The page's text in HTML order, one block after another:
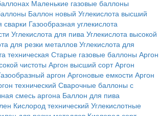
Маленькие газовые баллоны
Баллон новый Углекислота высший
сварки Газообразная углекислота
Углекислота для пива Углекислота высокой
для резки металлов Углекислота для
техническая Старые газовые баллоны Аргон
чистоты Аргон высший сорт Аргон
аргон Аргоновые емкости Аргон
технический Сварочные баллоны с
смесь аргона Баллон для пива
Кислород технический Углекислотные